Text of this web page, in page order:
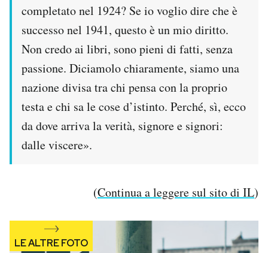
completato nel 1924? Se io voglio dire che è
successo nel 1941, questo è un mio diritto.
Non credo ai libri, sono pieni di fatti, senza
passione. Diciamolo chiaramente, siamo una
nazione divisa tra chi pensa con la proprio
testa e chi sa le cose d’istinto. Perché, sì, ecco
da dove arriva la verità, signore e signori:
dalle viscere».
(Continua a leggere sul sito di IL)